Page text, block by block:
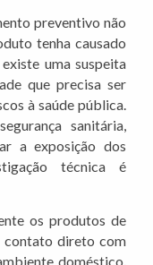
preventivo não
tenha causado
uma suspeita
que precisa ser
à saúde pública.
sanitária,
a exposição dos
técnica é
os produtos de
contato direto com
doméstico.